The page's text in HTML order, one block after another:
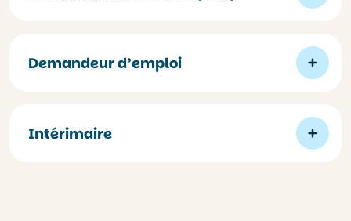
Demandeur d’emploi
Intérimaire